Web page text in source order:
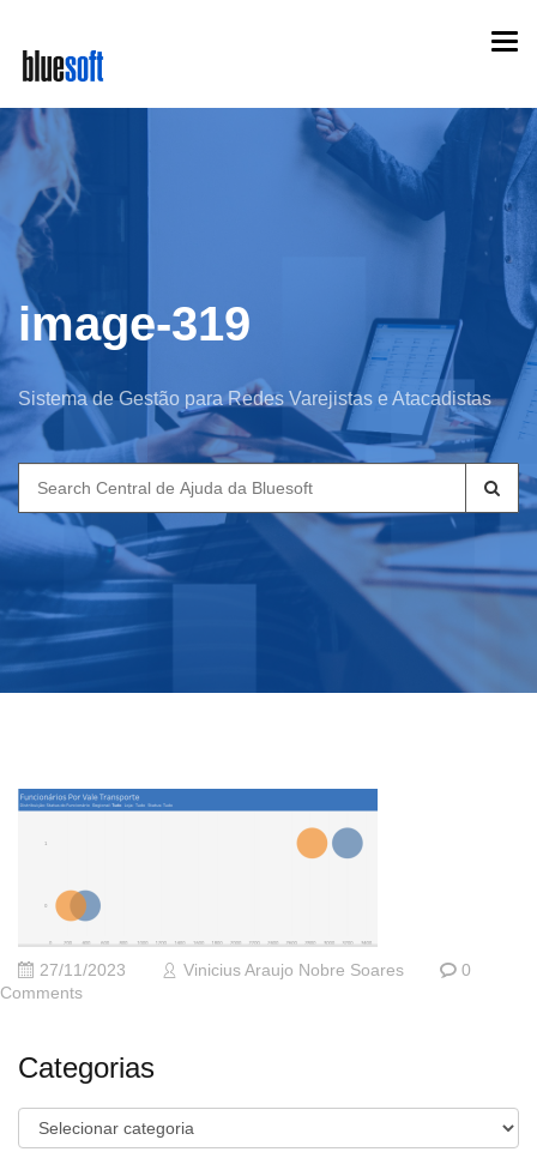
main
content
image-319
Sistema de Gestão para Redes Varejistas e Atacadistas
Search
for:
27/11/2023 Vinicius Araujo Nobre Soares
0
Comments
Categorias
Categorias